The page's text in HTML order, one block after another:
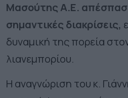
Μασούτης Α.Ε.
σημαντικές διακρίσεις,
δυναμική της πορεία
λιανεμπορίου.
Η αναγνώριση του κ.